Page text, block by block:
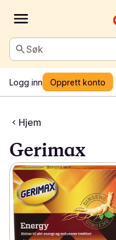
Søk
Logg inn Opprett konto
Hjem
Gerimax